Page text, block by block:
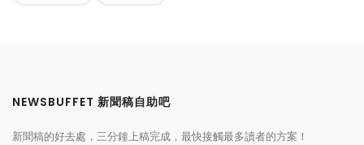
NEWSBUFFET 新聞稿自助吧
新聞稿的好去處，三分鐘上稿完成，最快接觸最多讀者的方案！